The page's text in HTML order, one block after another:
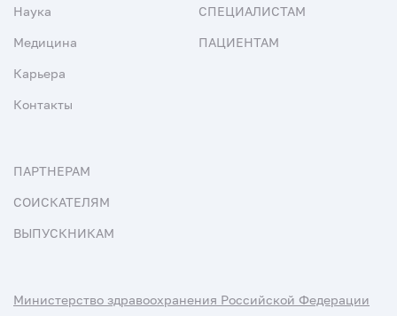
Наука
Медицина
Карьера
Контакты
СПЕЦИАЛИСТАМ
ПАЦИЕНТАМ
ПАРТНЕРАМ
СОИСКАТЕЛЯМ
ВЫПУСКНИКАМ
Министерство здравоохранения Российской Федерации